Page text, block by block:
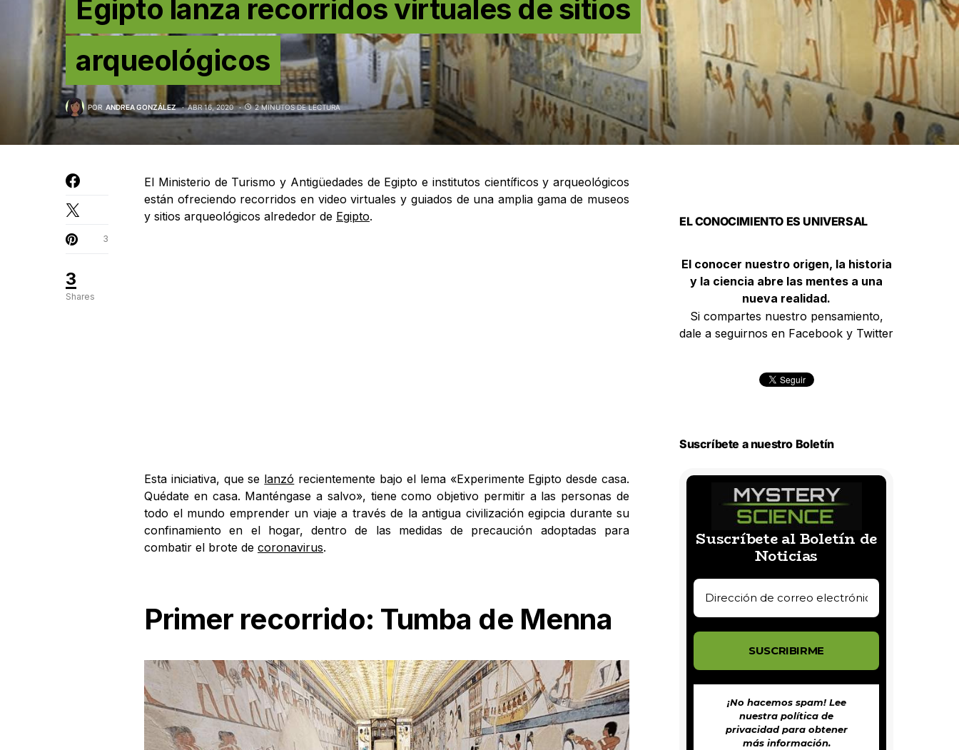
Egipto lanza recorridos virtuales de sitios
arqueológicos
POR ANDREA GONZÁLEZ ABR 16, 2020 2 MINUTOS DE LECTURA
3
Shares
3
El Ministerio de Turismo y Antigüedades de Egipto e institutos científicos y arqueológicos
están ofreciendo recorridos en video virtuales y guiados de una amplia gama de museos
y sitios arqueológicos alrededor de Egipto.
Esta iniciativa, que se lanzó recientemente bajo el lema «Experimente Egipto desde casa.
Quédate en casa. Manténgase a salvo», tiene como objetivo permitir a las personas de
todo el mundo emprender un viaje a través de la antigua civilización egipcia durante su
confinamiento en el hogar, dentro de las medidas de precaución adoptadas para
combatir el brote de coronavirus.
Primer recorrido: Tumba de Menna
EL CONOCIMIENTO ES UNIVERSAL
El conocer nuestro origen, la historia
y la ciencia abre las mentes a una
nueva realidad.
Si compartes nuestro pensamiento,
dale a seguirnos en Facebook y Twitter
Suscríbete a nuestro Boletín
Suscríbete al Boletín de
Noticias
¡No hacemos spam! Lee
nuestra política de
privacidadpara obtener
más información.